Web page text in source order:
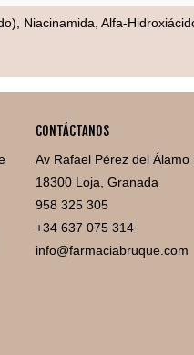
Niacinamida, Alfa-
CONTÁCTANOS
Av Rafael Pérez del Álamo
18300 Loja, Granada
958 325 305
+34 637 075 314
info@farmaciabruque.com